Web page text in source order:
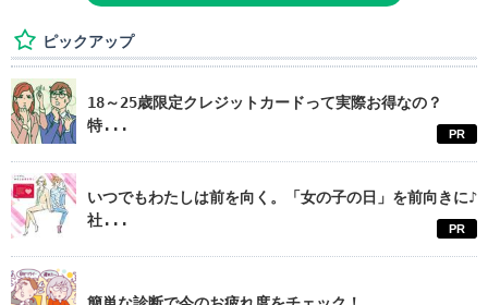
ピックアップ
18～25歳限定クレジットカードって実際お得なの？
特...
PR
いつでもわたしは前を向く。「女の子の日」を前向きに♪
社...
PR